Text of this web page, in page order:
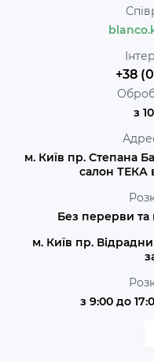
+38
з
м. Київ пр. Степана
салон ТЕКА
Без перерви та
м. Київ пр. Відрадний 95К Точка видачі інтернет
з 9:00 до